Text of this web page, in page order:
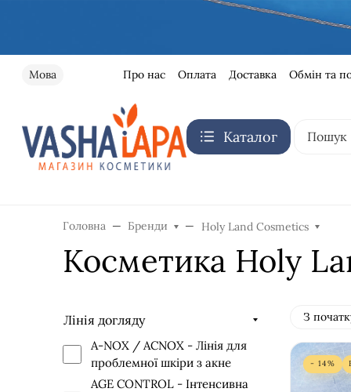
Мова Про нас Оплата Доставка Обмін та
Каталог
Головна Бренди Holy Land Cosmetics
Косметика Holy
Лінія догляду
A-NOX / AСNOX - Лінія для
проблемної шкіри з акне
AGE CONTROL - Інтенсивна
З
- 14%